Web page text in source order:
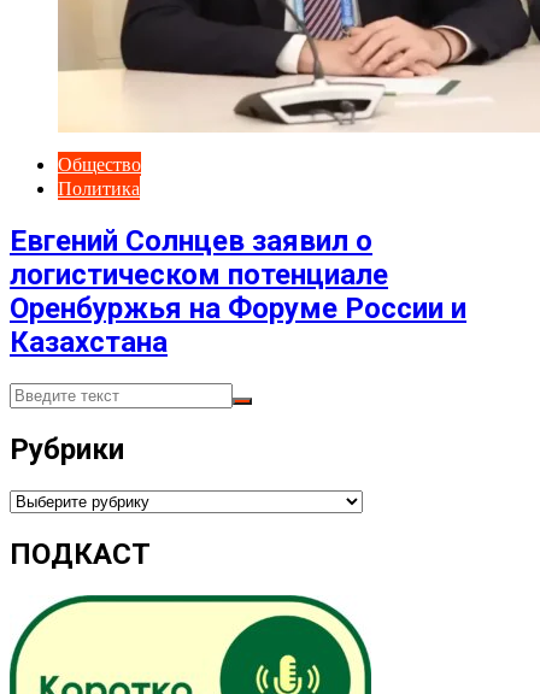
Общество
Политика
Евгений Солнцев заявил о
логистическом потенциале
Оренбуржья на Форуме России и
Казахстана
Рубрики
Рубрики
ПОДКАСТ